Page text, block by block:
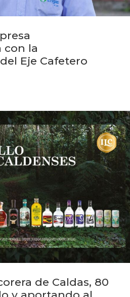
con la
Eje Cafetero
de Caldas, 80